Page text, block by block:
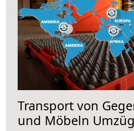
Transport von
und Möbeln